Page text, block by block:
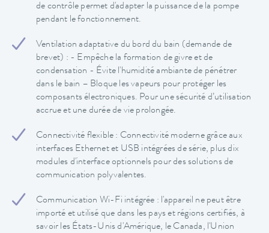
de contrôle permet d'adapter la puissance de la pompe
pendant le fonctionnement.
Ventilation adaptative du bord du bain (demande de
brevet) : - Empêche la formation de givre et de
condensation - Évite l'humidité ambiante de pénétrer
dans le bain – Bloque les vapeurs pour protéger les
composants électroniques. Pour une sécurité d’utilisation
accrue et une durée de vie prolongée.
Connectivité flexible : Connectivité moderne grâce aux
interfaces Ethernet et USB intégrées de série, plus dix
modules d'interface optionnels pour des solutions de
communication polyvalentes.
Communication Wi-Fi intégrée : l'appareil ne peut être
importé et utilisé que dans les pays et régions certifiés, à
savoir les États-Unis d'Amérique, le Canada, l'Union